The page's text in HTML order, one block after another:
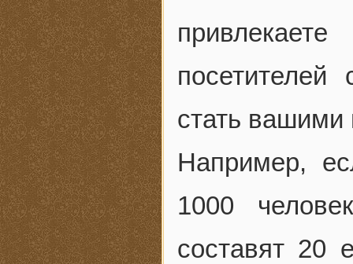
стать вашими
Например,
1000
составят 20